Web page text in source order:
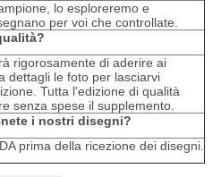
lo esploreremo e
per voi che controllate.
rigorosamente di aderire ai
dettagli le foto per lasciarvi
Tutta l'edizione di qualità
senza spese il supplemento.
i nostri disegni?
prima della ricezione dei disegni.